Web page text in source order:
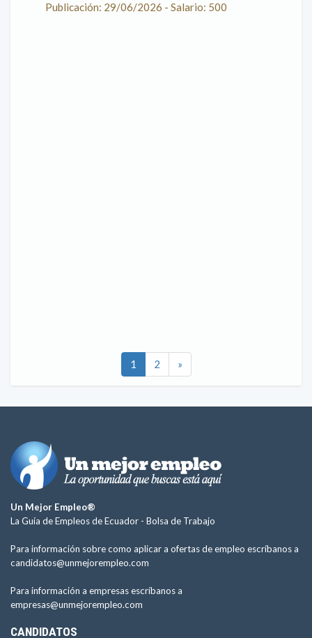
Publicación: 29/06/2026 - Salario: 500
1 2 »
Un Mejor Empleo®
La Guía de Empleos de Ecuador - Bolsa de Trabajo
Para información sobre como aplicar a ofertas de empleo escríbanos a
candidatos@unmejorempleo.com
Para información a empresas escríbanos a
empresas@unmejorempleo.com
CANDIDATOS